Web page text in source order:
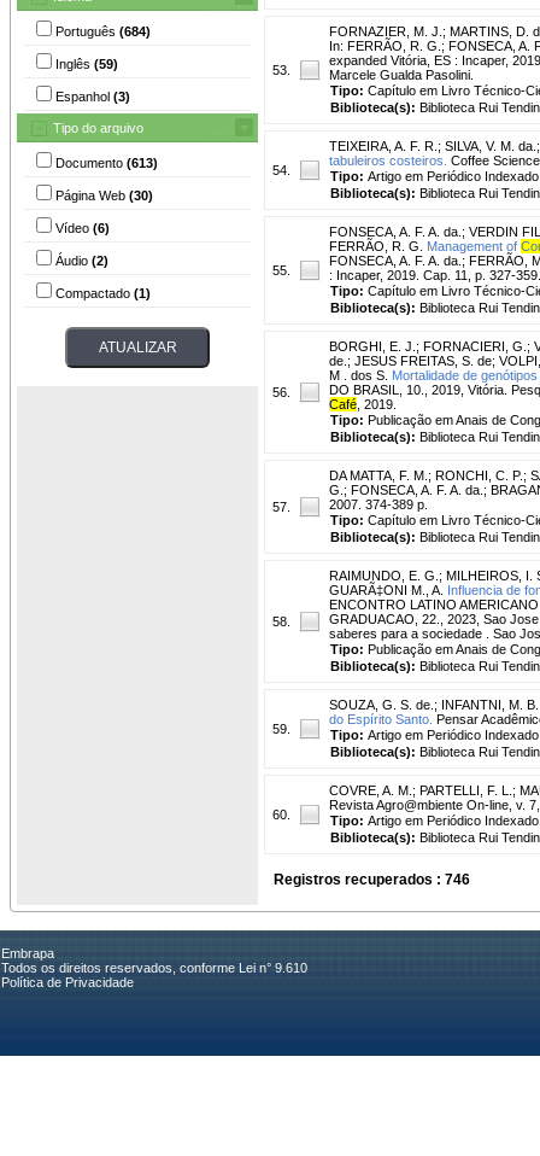
Português (684)
Inglês (59)
Espanhol (3)
Tipo do arquivo
Documento (613)
Página Web (30)
Vídeo (6)
Áudio (2)
Compactado (1)
53.
FORNAZIER, M. J. ; MARTINS, D.
In: FERRÃO, R. G.; FONSECA, A.
expanded Vitória, ES : Incaper,
Marcele Gualda Pasolini.
Tipo: Capítulo em Livro Técnico-
Biblioteca(s): Biblioteca Rui
54.
TEIXEIRA, A. F. R. ; SILVA, V. M. da.
tabuleiros costeiros. Coffee
Tipo: Artigo em Periódico Indexado
Biblioteca(s): Biblioteca Rui
55.
FONSECA, A. F. A. da. ; VERDIN
FERRÃO, R. G.
Management of
FONSECA, A. F. A. da.; FERRÃO,
: Incaper, 2019. Cap. 11, p. 327-
Tipo: Capítulo em Livro Técnico-
Biblioteca(s): Biblioteca Rui
56.
BORGHI, E. J. ; FORNACIERI, G. ;
de. ; JESUS FREITAS, S. de;
M . dos S. Mortalidade de
DO BRASIL, 10., 2019, Vitória.
Café , 2019.
Tipo: Publicação em Anais de
Biblioteca(s): Biblioteca Rui
57.
DA MATTA, F. M. ; RONCHI, C. P. ;
G.; FONSECA, A. F. A. da.;
2007. 374-389 p.
Tipo: Capítulo em Livro Técnico-
Biblioteca(s): Biblioteca Rui
58.
RAIMUNDO, E. G. ; MILHEIROS, I.
GUARÃ‡ONI M., A. Influencia de
ENCONTRO LATINO
GRADUACAO, 22., 2023, Sao
saberes para a sociedade . Sao
Tipo: Publicação em Anais de
Biblioteca(s): Biblioteca Rui
59.
SOUZA, G. S. de. ; INFANTNI, M. B.
do Espírito Santo. Pensar
Tipo: Artigo em Periódico Indexado
Biblioteca(s): Biblioteca Rui
60.
COVRE, A. M. ; PARTELLI, F. L. ;
Revista Agro@mbiente On-line, v.
Tipo: Artigo em Periódico Indexado
Biblioteca(s): Biblioteca Rui
Registros recuperados : 746
Embrapa
Todos os direitos reservados, conforme Lei n° 9.610
Política de Privacidade